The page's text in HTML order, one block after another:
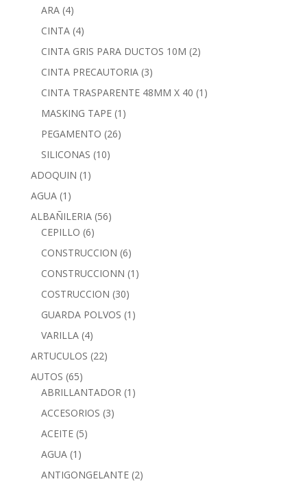
ARA (4)
CINTA (4)
CINTA GRIS PARA DUCTOS 10M (2)
CINTA PRECAUTORIA (3)
CINTA TRASPARENTE 48MM X 40 (1)
MASKING TAPE (1)
PEGAMENTO (26)
SILICONAS (10)
ADOQUIN (1)
AGUA (1)
ALBAÑILERIA (56)
CEPILLO (6)
CONSTRUCCION (6)
CONSTRUCCIONN (1)
COSTRUCCION (30)
GUARDA POLVOS (1)
VARILLA (4)
ARTUCULOS (22)
AUTOS (65)
ABRILLANTADOR (1)
ACCESORIOS (3)
ACEITE (5)
AGUA (1)
ANTIGONGELANTE (2)